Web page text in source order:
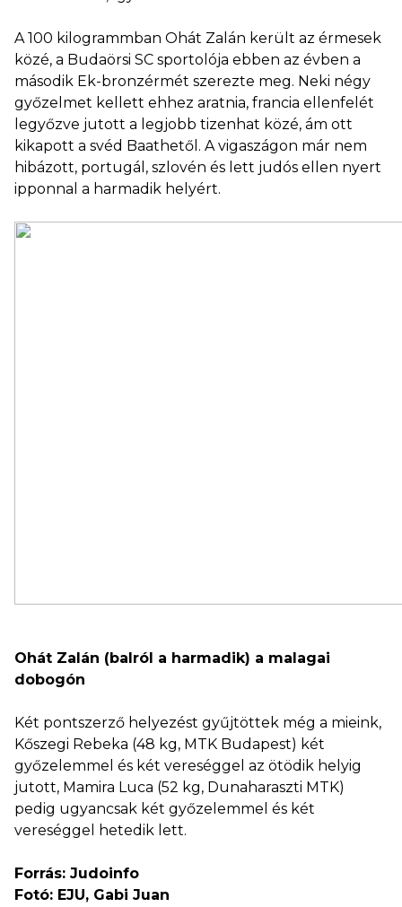
A 100 kilogrammban Ohát Zalán került az érmesek
közé, a Budaörsi SC sportolója ebben az évben a
második Ek-bronzérmét szerezte meg. Neki négy
győzelmet kellett ehhez aratnia, francia ellenfelét
legyőzve jutott a legjobb tizenhat közé, ám ott
kikapott a svéd Baathetől. A vigaszágon már nem
hibázott, portugál, szlovén és lett judós ellen nyert
ipponnal a harmadik helyért.
Ohát Zalán (balról a harmadik) a malagai
dobogón
Két pontszerző helyezést gyűjtöttek még a mieink,
Kőszegi Rebeka (48 kg, MTK Budapest) két
győzelemmel és két vereséggel az ötödik helyig
jutott, Mamira Luca (52 kg, Dunaharaszti MTK)
pedig ugyancsak két győzelemmel és két
vereséggel hetedik lett.
Forrás: Judoinfo
Fotó: EJU, Gabi Juan